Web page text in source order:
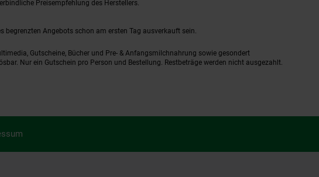
Preisempfehlung des Herstellers.
Angebots schon am ersten Tag ausverkauft sein.
Gutscheine, Bücher und Pre- & Anfangsmilchnahrung sowie gesondert
Nur ein Gutschein pro Person und Bestellung. Restbeträge werden nicht ausgezahlt.